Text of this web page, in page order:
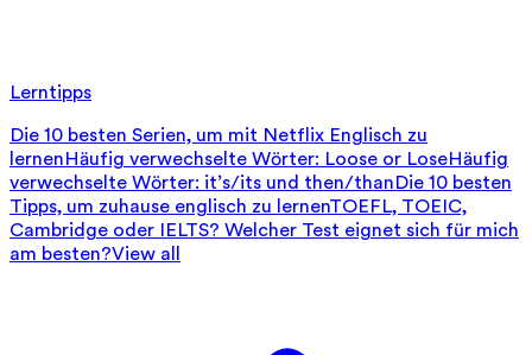
Lerntipps
Die 10 besten Serien, um mit Netflix Englisch zu
lernenHäufig verwechselte Wörter: Loose or LoseHäufig
verwechselte Wörter: it’s/its und then/thanDie 10 besten
Tipps, um zuhause englisch zu lernenTOEFL, TOEIC,
Cambridge oder IELTS? Welcher Test eignet sich für mich
am besten?View all